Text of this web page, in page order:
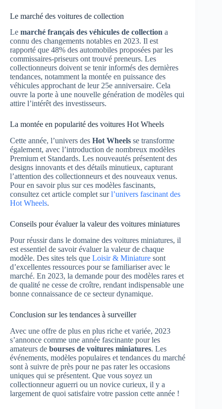
Le marché des voitures de collection
Le marché français des véhicules de collection a
connu des changements notables en 2023. Il est
rapporté que 48% des automobiles proposées par les
commissaires-priseurs ont trouvé preneurs. Les
collectionneurs doivent se tenir informés des dernières
tendances, notamment la montée en puissance des
véhicules approchant de leur 25e anniversaire. Cela
ouvre la porte à une nouvelle génération de modèles qui
attire l’intérêt des investisseurs.
La montée en popularité des voitures Hot Wheels
Cette année, l’univers des Hot Wheels se transforme
également, avec l’introduction de nombreux modèles
Premium et Standards. Les nouveautés présentent des
designs innovants et des détails minutieux, capturant
l’attention des collectionneurs et des nouveaux venus.
Pour en savoir plus sur ces modèles fascinants,
consultez cet article complet surl’univers fascinant des
Hot Wheels.
Conseils pour évaluer la valeur des voitures miniatures
Pour réussir dans le domaine des voitures miniatures, il
est essentiel de savoir évaluer la valeur de chaque
modèle. Des sites tels que Loisir & Miniature sont
d’excellentes ressources pour se familiariser avec le
marché. En 2023, la demande pour des modèles rares et
de qualité ne cesse de croître, rendant indispensable une
bonne connaissance de ce secteur dynamique.
Conclusion sur les tendances à surveiller
Avec une offre de plus en plus riche et variée, 2023
s’annonce comme une année fascinante pour les
amateurs de bourses de voitures miniatures. Les
événements, modèles populaires et tendances du marché
sont à suivre de près pour ne pas rater les occasions
uniques qui se présentent. Que vous soyez un
collectionneur aguerri ou un novice curieux, il y a
largement de quoi satisfaire votre passion cette année !